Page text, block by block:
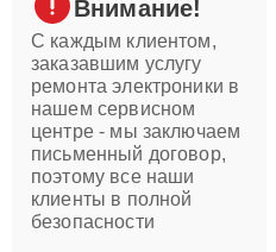
Внимание!
С каждым клиентом,
заказавшим услугу
ремонта электроники в
нашем сервисном
центре - мы заключаем
письменный договор,
поэтому все наши
клиенты в полной
безопасности